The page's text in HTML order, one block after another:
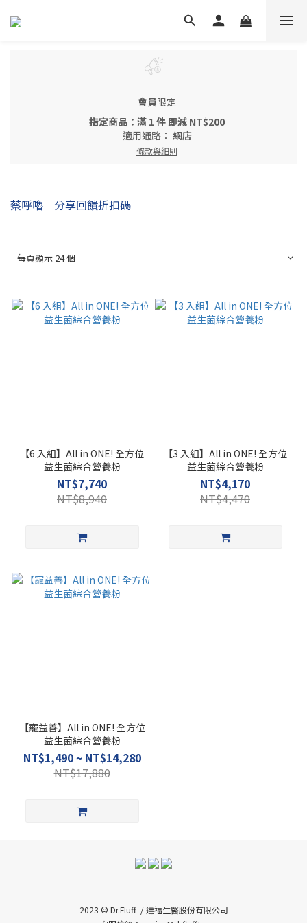
會員限定
指定商品：滿 1 件 即減 NT$200
適用通路： 網店
條款與細則
蔡呼嚕｜分享回饋折扣碼
每頁顯示 24 個
【6 入組】All in ONE! 全方位
益生菌綜合營養粉
NT$7,740
NT$8,940
【3 入組】All in ONE! 全方位
益生菌綜合營養粉
NT$4,170
NT$4,470
【寵益善】All in ONE! 全方位
益生菌綜合營養粉
NT$1,490 ~ NT$14,280
NT$17,880
2023 © Dr.Fluff / 達福生醫股份有限公司